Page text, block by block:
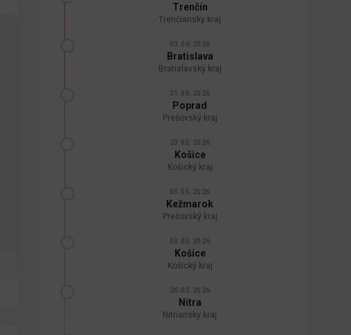
Trenčín
Trenčiansky kraj
03.06.2026
Bratislava
Bratislavský kraj
31.05.2026
Poprad
Prešovský kraj
23.05.2026
Košice
Košický kraj
05.05.2026
Kežmarok
Prešovský kraj
03.05.2026
Košice
Košický kraj
26.03.2026
Nitra
Nitriansky kraj